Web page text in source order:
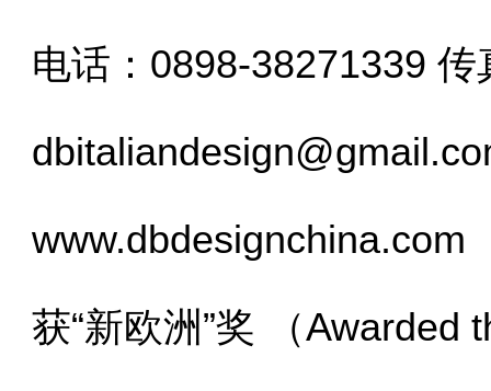
电话：0898-38271339
www.dbdesignchina.com
获“新欧洲”奖 （Awarded